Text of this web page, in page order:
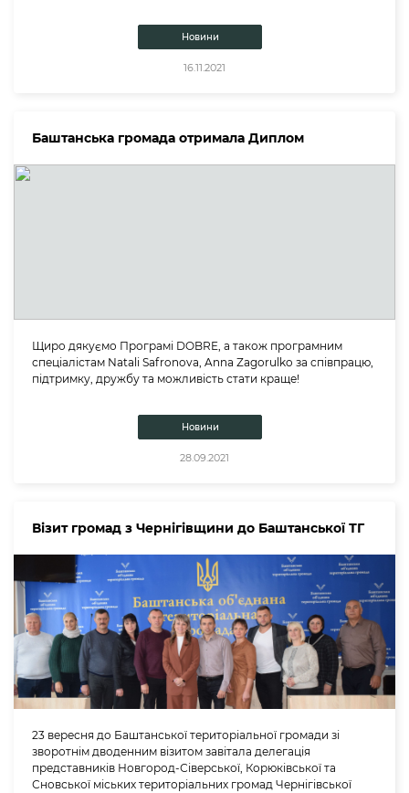
Новини
16.11.2021
Баштанська громада отримала Диплом
Щиро дякуємо Програмі DOBRE, а також програмним
спеціалістам Natali Safronova, Anna Zagorulko за співпрацю,
підтримку, дружбу та можливість стати краще!
Новини
28.09.2021
Візит громад з Чернігівщини до Баштанської ТГ
23 вересня до Баштанської територіальної громади зі
зворотнім дводенним візитом завітала делегація
представників Новгород-Сіверської, Корюківської та
Сновської міських територіальних громад Чернігівської